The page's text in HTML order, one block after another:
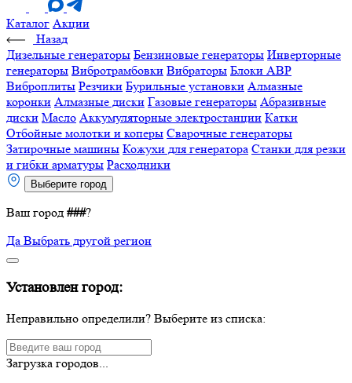
Каталог Акции
Назад
Дизельные генераторы Бензиновые генераторы Инверторные
генераторы Вибротрамбовки Вибраторы Блоки АВР
Виброплиты Резчики Бурильные установки Алмазные
коронки Алмазные диски Газовые генераторы Абразивные
диски Масло Аккумуляторные электростанции Катки
Отбойные молотки и коперы Сварочные генераторы
Затирочные машины Кожухи для генератора Станки для резки
и гибки арматуры Расходники
Выберите город
Ваш город ###?
Да Выбрать другой регион
Установлен город:
Неправильно определили? Выберите из списка:
Загрузка городов...